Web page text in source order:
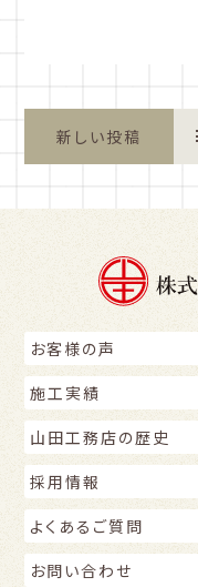
新しい投稿
お客様の声
施工実績
山田工務店の歴史
採用情報
よくあるご質問
お問い合わせ